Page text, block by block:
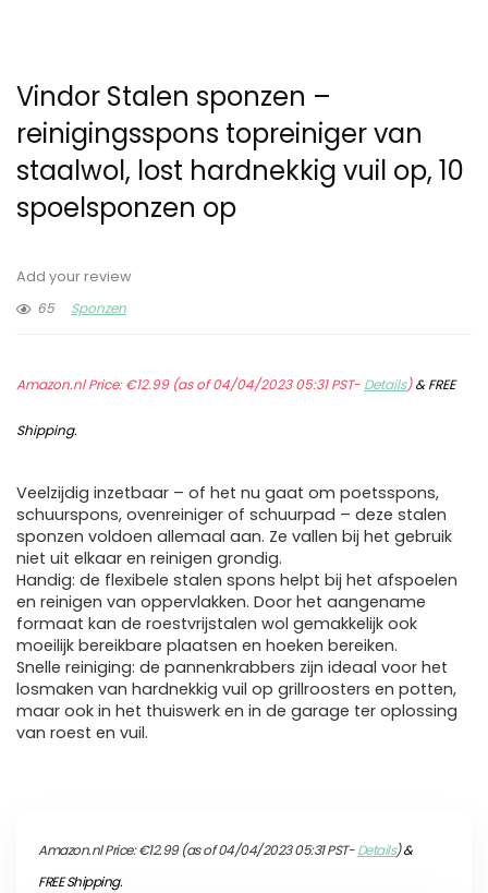
Vindor Stalen sponzen –
reinigingsspons topreiniger van
staalwol, lost hardnekkig vuil op, 10
spoelsponzen op
Add your review
65
Sponzen
Amazon.nl Price:€12.99(as of 04/04/2023 05:31 PST- Details)&FREE
Shipping.
Veelzijdig inzetbaar – of het nu gaat om poetsspons,
schuurspons, ovenreiniger of schuurpad – deze stalen
sponzen voldoen allemaal aan. Ze vallen bij het gebruik
niet uit elkaar en reinigen grondig.
Handig: de flexibele stalen spons helpt bij het afspoelen
en reinigen van oppervlakken. Door het aangename
formaat kan de roestvrijstalen wol gemakkelijk ook
moeilijk bereikbare plaatsen en hoeken bereiken.
Snelle reiniging: de pannenkrabbers zijn ideaal voor het
losmaken van hardnekkig vuil op grillroosters en potten,
maar ook in het thuiswerk en in de garage ter oplossing
van roest en vuil.
Amazon.nl Price:€12.99(as of 04/04/2023 05:31 PST-Details)&
FREE Shipping.